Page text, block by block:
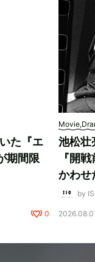
た『エ
期間限
0
池松壮
『開
かわせ
by